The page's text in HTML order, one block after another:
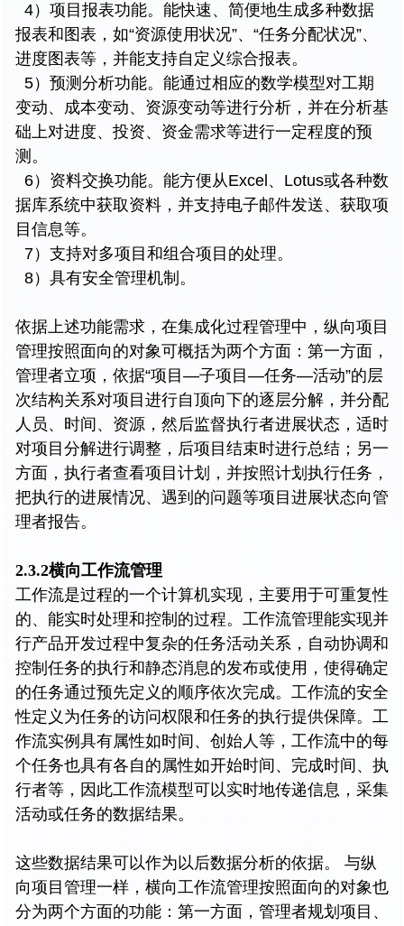
4）项目报表功能。能快速、简便地生成多种数据
报表和图表，如“资源使用状况”、“任务分配状况”、
进度图表等，并能支持自定义综合报表。
5）预测分析功能。能通过相应的数学模型对工期
变动、成本变动、资源变动等进行分析，并在分析基
础上对进度、投资、资金需求等进行一定程度的预
测。
6）资料交换功能。能方便从Excel、Lotus或各种数
据库系统中获取资料，并支持电子邮件发送、获取项
目信息等。
7）支持对多项目和组合项目的处理。
8）具有安全管理机制。
依据上述功能需求，在集成化过程管理中，纵向项目
管理按照面向的对象可概括为两个方面：第一方面，
管理者立项，依据“项目—子项目—任务—活动”的层
次结构关系对项目进行自顶向下的逐层分解，并分配
人员、时间、资源，然后监督执行者进展状态，适时
对项目分解进行调整，后项目结束时进行总结；另一
方面，执行者查看项目计划，并按照计划执行任务，
把执行的进展情况、遇到的问题等项目进展状态向管
理者报告。
2.3.2横向工作流管理
工作流是过程的一个计算机实现，主要用于可重复性
的、能实时处理和控制的过程。工作流管理能实现并
行产品开发过程中复杂的任务活动关系，自动协调和
控制任务的执行和静态消息的发布或使用，使得确定
的任务通过预先定义的顺序依次完成。工作流的安全
性定义为任务的访问权限和任务的执行提供保障。工
作流实例具有属性如时间、创始人等，工作流中的每
个任务也具有各自的属性如开始时间、完成时间、执
行者等，因此工作流模型可以实时地传递信息，采集
活动或任务的数据结果。
这些数据结果可以作为以后数据分析的依据。 与纵
向项目管理一样，横向工作流管理按照面向的对象也
分为两个方面的功能：第一方面，管理者规划项目、